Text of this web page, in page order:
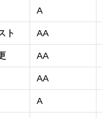
A
ト AA
AA
AA
A